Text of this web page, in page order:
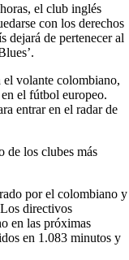
el club inglés
con los derechos
dejará de pertenecer al
volante colombiano,
el fútbol europeo.
entrar en el radar de
de los clubes más
por el colombiano y
directivos
en las próximas
en 1.083 minutos y